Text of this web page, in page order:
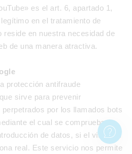
es el art. 6, apartado 1,
en el tratamiento de
reside en nuestra necesidad de
de una manera atractiva.
protección antifraude
sirve para prevenir
por los llamados bots
el cual se comprueba, a
de datos, si el visitante
real. Este servicio nos permite